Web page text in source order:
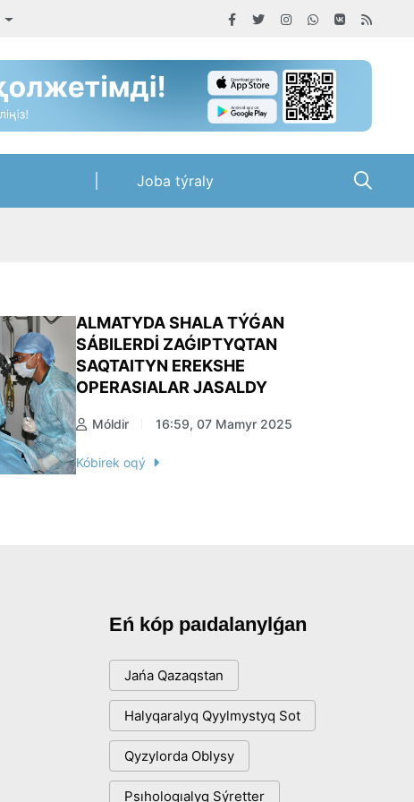
Joba týraly
ALMATYDA SHALA TÝǴAN
SÁBILERDİ ZAǴIPTYQTAN
SAQTAITYN EREKSHE
OPERASIALAR JASALDY
Móldir 16:59, 07 Mamyr 2025
Kóbirek oqý
Eń kóp paıdalanylǵan
Jańa Qazaqstan
Halyqaralyq Qyylmystyq Sot
Qyzylorda Oblysy
Psıhologıalyq Sýretter